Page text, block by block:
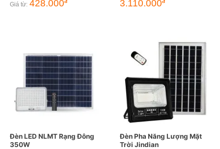
Giá từ: 428.000 3.110.000
Đèn LED NLMT Rạng Đông
350W
Đèn Pha Năng Lượng Mặt
Trời Jindian